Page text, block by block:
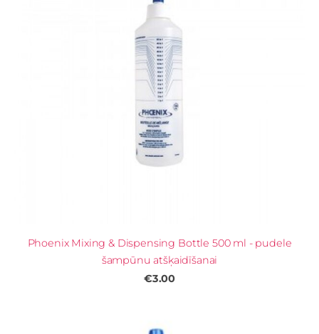
Phoenix Mixing & Dispensing Bottle 500 ml - pudele
šampūnu atšķaidīšanai
€3.00